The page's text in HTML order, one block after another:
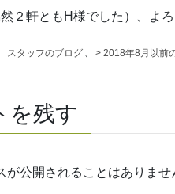
２軒ともH様でした）、よ
スタッフのブログ 、 > 2018年8月以前
を残す
が公開されることはありませ